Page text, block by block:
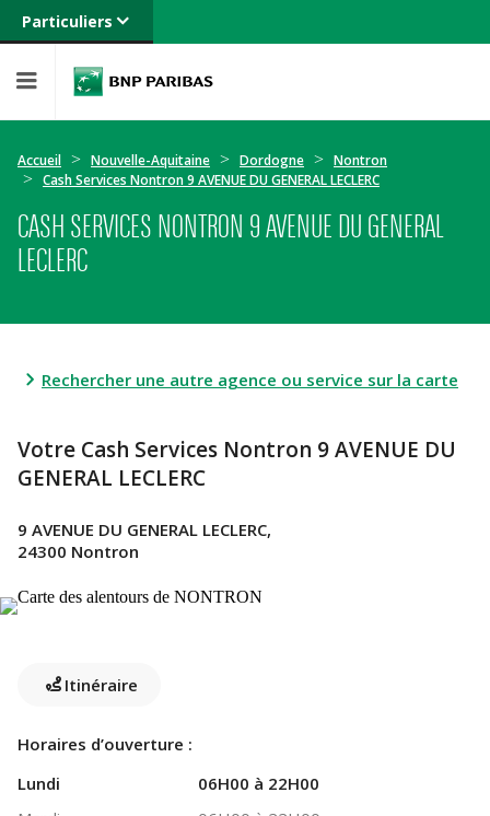
Particuliers
Banque privée
Entreprises
Accueil Nouvelle-Aquitaine Dordogne
Nontron
Cash Services Nontron 9 AVENUE DU GENERAL LECLERC
CASH SERVICES NONTRON 9 AVENUE DU GENERAL
LECLERC
Rechercher une autre agence ou service sur la carte
Votre Cash Services Nontron 9 AVENUE DU
GENERAL LECLERC
9 AVENUE DU GENERAL LECLERC,
24300 Nontron
Itinéraire
Horaires d’ouverture :
Lundi
06H00 à 22H00